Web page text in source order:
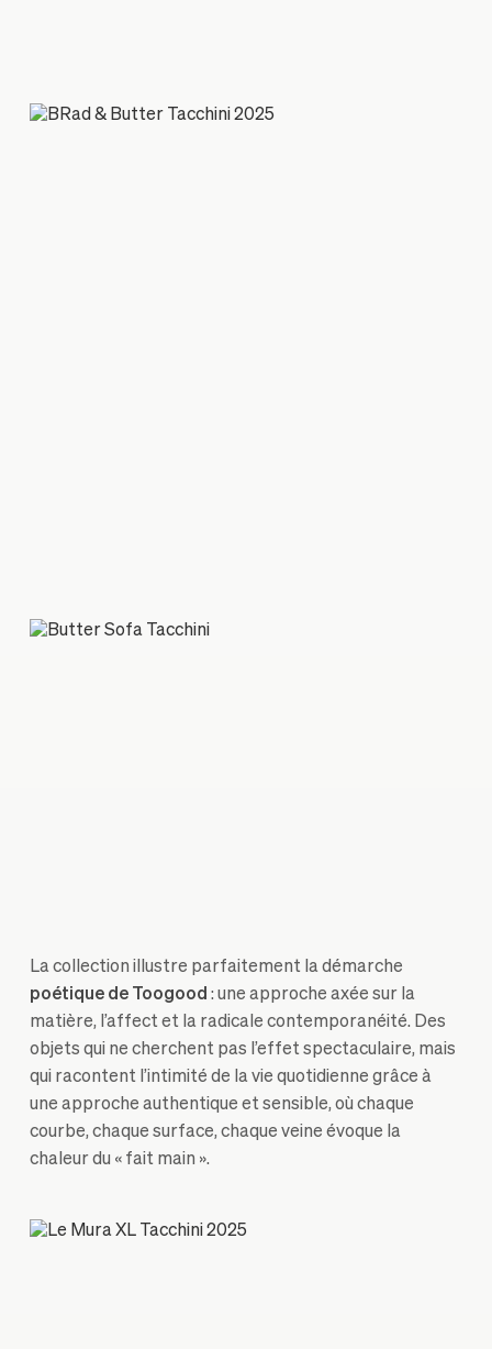
La collection illustre parfaitement la démarche
poétique de Toogood : une approche axée sur la
matière, l’affect et la radicale contemporanéité. Des
objets qui ne cherchent pas l’effet spectaculaire, mais
qui racontent l’intimité de la vie quotidienne grâce à
une approche authentique et sensible, où chaque
courbe, chaque surface, chaque veine évoque la
chaleur du « fait main ».